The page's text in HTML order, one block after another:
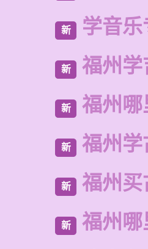
新 学音
新 福州学
新 福州哪
新 福州学
新 福州买
新 福州哪